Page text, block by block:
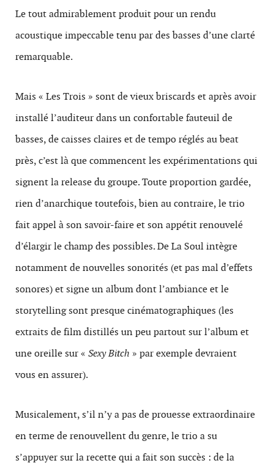
Le tout admirablement produit pour un rendu
acoustique impeccable tenu par des basses d’une clarté
remarquable.
Mais « Les Trois » sont de vieux briscards et après avoir
installé l’auditeur dans un confortable fauteuil de
basses, de caisses claires et de tempo réglés au beat
près, c’est là que commencent les expérimentations qui
signent la release du groupe. Toute proportion gardée,
rien d’anarchique toutefois, bien au contraire, le trio
fait appel à son savoir-faire et son appétit renouvelé
d’élargir le champ des possibles. De La Soul intègre
notamment de nouvelles sonorités (et pas mal d’effets
sonores) et signe un album dont l’ambiance et le
storytelling sont presque cinématographiques (les
extraits de film distillés un peu partout sur l’album et
une oreille sur « Sexy Bitch » par exemple devraient
vous en assurer).
Musicalement, s’il n’y a pas de prouesse extraordinaire
en terme de renouvellent du genre, le trio a su
s’appuyer sur la recette qui a fait son succès : de la